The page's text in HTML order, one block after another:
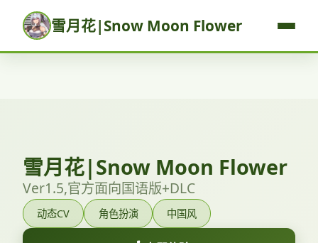
雪月花|Snow Moon Flower
雪月花|Snow Moon Flower
Ver1.5,官方面向国语版+DLC
动态CV 角色扮演 中国风